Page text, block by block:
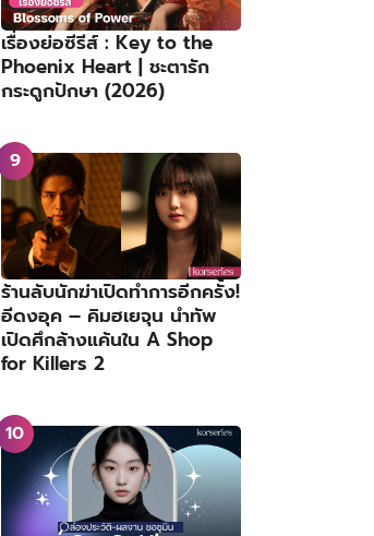
เรื่องย่อซีรีส์ : Key to the
Phoenix Heart | ชะตารัก
กระดูกปักษา (2026)
ร้านลับนักฆ่าเปิดทำการอีกครั้ง!
อีดงอุค – คิมฮเยจุน นำทัพ
เปิดศึกล้างแค้นใน A Shop
for Killers 2